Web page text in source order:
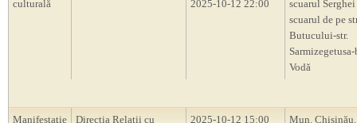
culturală
2025-10-12 22:00
scuarul
scuarul de pe
Butucului-str.
Vodă
Manifestaţie Direcția Relații cu 2025-10-12 15:00 Mun.